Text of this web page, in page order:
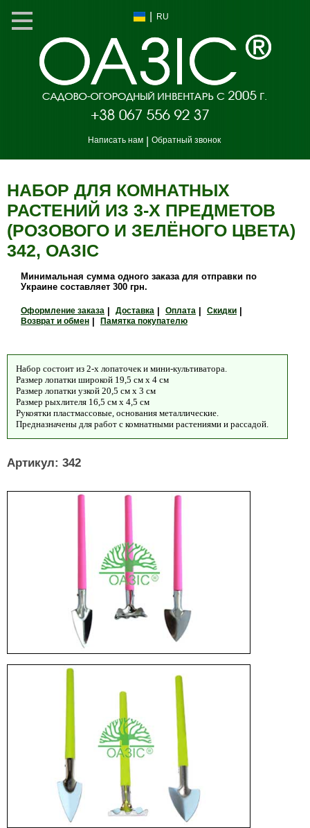
RU
Написать нам Обратный звонок
НАБОР ДЛЯ КОМНАТНЫХ
РАСТЕНИЙ ИЗ 3-Х ПРЕДМЕТОВ
(РОЗОВОГО И ЗЕЛЁНОГО ЦВЕТА)
342, ОАЗIС
Минимальная сумма одного заказа для отправки по
Украине составляет 300 грн.
Оформление заказа Доставка Оплата Скидки
Возврат и обмен Памятка покупателю
Набор состоит из 2-х лопаточек и мини-культиватора.
Размер лопатки широкой 19,5 см х 4 см
Размер лопатки узкой 20,5 см х 3 см
Размер рыхлителя 16,5 см х 4,5 см
Рукоятки пластмассовые, основания металлические.
Предназначены для работ с комнатными растениями и рассадой.
Артикул: 342